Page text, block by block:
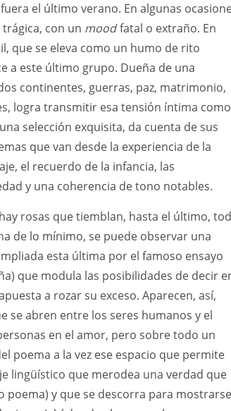
el último verano. En algunas
con un moodfatal o extraño. En
que se eleva como un humo de rito
a este último grupo. Dueña de una
continentes, guerras, paz, matrimonio,
logra transmitir esa tensión íntima como
selección exquisita, da cuenta de sus
que van desde la experiencia de la
el recuerdo de la infancia, las
y una coherencia de tono notables.
rosas que tiemblan, hasta el último,
de lo mínimo, se puede observar una
esta última por el famoso ensayo
que modula las posibilidades de decir
a rozar su exceso. Aparecen, así,
se abren entre los seres humanos y el
en el amor, pero sobre todo un
poema a la vez ese espacio que permite
lingüístico que merodea una verdad que
poema) y que se descorra para mostrarse